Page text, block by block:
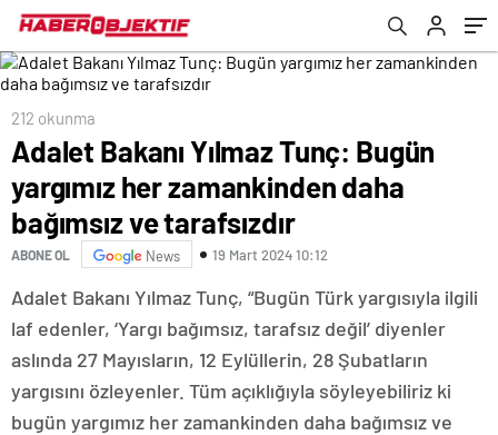
tarafsızdır
212 okunma
Adalet Bakanı Yılmaz Tunç: Bugün
yargımız her zamankinden daha
bağımsız ve tarafsızdır
ABONE OL News 19 Mart 2024 10:12
Adalet Bakanı Yılmaz Tunç, “Bugün Türk yargısıyla ilgili
laf edenler, ‘Yargı bağımsız, tarafsız değil’ diyenler
aslında 27 Mayısların, 12 Eylüllerin, 28 Şubatların
yargısını özleyenler. Tüm açıklığıyla söyleyebiliriz ki
bugün yargımız her zamankinden daha bağımsız ve